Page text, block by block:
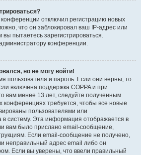
отключил регистрацию новых
что он заблокировал ваш IP-адрес или
пытаетесь зарегистрироваться.
конференции.
но не могу войти!
пользователя и пароль. Если они верны, то
включена поддержка COPPA и при
вам менее 13 лет, следуйте полученным
конференциях требуется, чтобы все новые
пользователями или
в систему. Эта информация отображается в
вам было прислано email-сообщение,
Если email-сообщение не получено,
неправильный адрес email либо он
Если вы уверены, что ввели правильный